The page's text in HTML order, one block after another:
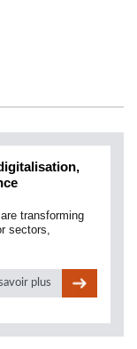
transforming
sectors,
plus